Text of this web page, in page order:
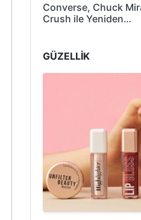
Converse, Chuck
Crush ile Yeniden…
GÜZELLİK